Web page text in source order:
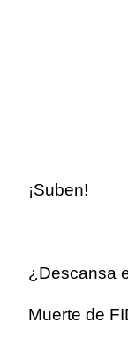
¡Suben!
¿Descansa
Muerte de